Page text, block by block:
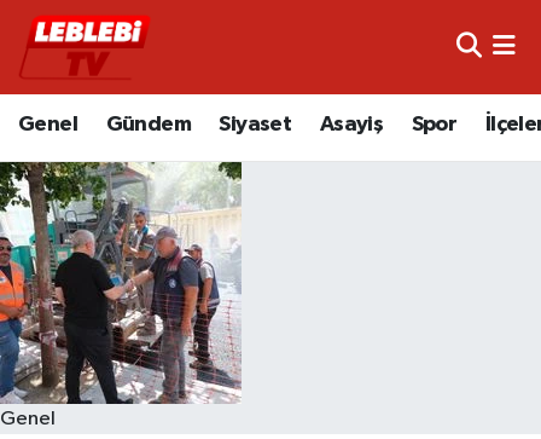
Genel Gündem Siyaset Asayiş Spor
Genel
Hava Durumu
Trafik Durumu
Süper Lig Puan Durumu ve Fikstür
Tüm Manşetler
Son Dakika Haberleri